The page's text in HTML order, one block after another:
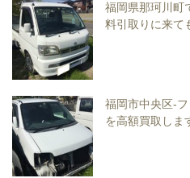
福岡県那珂川町
料引取りに来て
福岡市中央区-
を高額買取しま